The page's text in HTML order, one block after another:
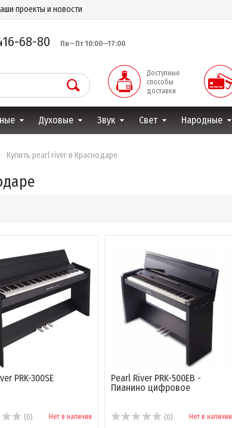
проекты и новости
68-80 Пн—Пт 10:00—17:00
Доступные
способы
доставки
Духовые Звук Свет Народные
Купить pearl river в Краснодаре
PRK-300SE
(0) Нет в наличии
Pearl River PRK-500EB -
Пианино цифровое
(0) Нет в наличии